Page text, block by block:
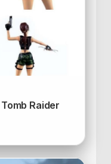
Raider